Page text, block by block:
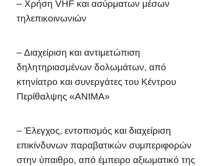
– Χρήση VHF και ασύρματων μέσων
τηλεπικοινωνιών
– Διαχείριση και αντιμετώπιση
δηλητηριασμένων δολωμάτων, από
κτηνίατρο και συνεργάτες του Κέντρου
Περίθαλψης «ΑΝΙΜΑ»
– Έλεγχος, εντοπισμός και διαχείριση
επικίνδυνων παραβατικών συμπεριφορών
στην ύπαιθρο, από έμπειρο αξιωματικό της